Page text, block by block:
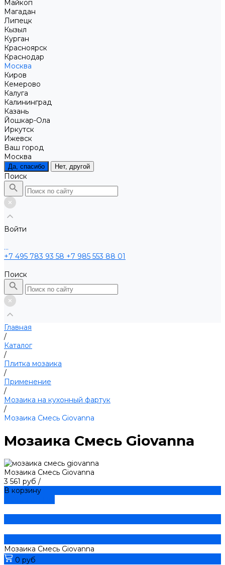
Майкоп
Магадан
Липецк
Кызыл
Курган
Красноярск
Краснодар
Москва
Киров
Кемерово
Калуга
Калининград
Казань
Йошкар-Ола
Иркутск
Ижевск
Ваш город
Москва
Да, спасибо Нет, другой
Поиск
Войти
...
+7 495 783 93 58 +7 985 553 88 01
Поиск
Главная
/
Каталог
/
Плитка мозаика
/
Применение
/
Мозаика на кухонный фартук
/
Мозаика Смесь Giovanna
Мозаика Смесь Giovanna
Мозаика Смесь Giovanna
3 561 руб /
В корзину
Мозаика Смесь Giovanna
0 руб